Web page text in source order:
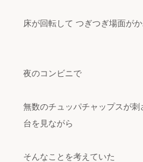
床が回転して つぎつぎ場面が
夜のコンビニで
無数のチュッパチャップスが
台を見ながら
そんなことを考えていた